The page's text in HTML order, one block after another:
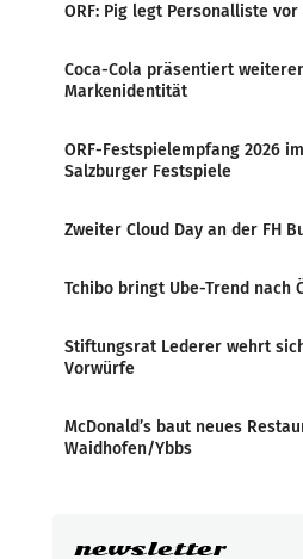
ORF: Pig legt Personalliste vor
Coca-Cola präsentiert
Markenidentität
ORF-Festspielempfang 2026
Salzburger Festspiele
Zweiter Cloud Day an der FH
Tchibo bringt Ube-Trend nach
Stiftungsrat Lederer wehrt
Vorwürfe
McDonald’s baut neues
Waidhofen/Ybbs
newsletter